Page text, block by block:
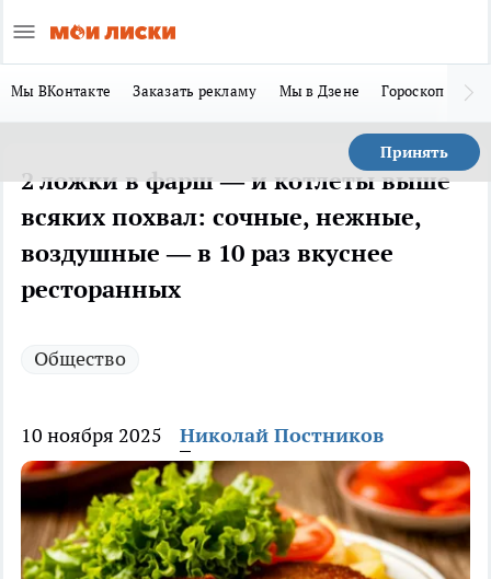
Мы ВКонтакте Заказать рекламу Мы в Дзене Гороскоп
Принять
2 ложки в фарш — и котлеты выше
всяких похвал: сочные, нежные,
воздушные — в 10 раз вкуснее
ресторанных
Общество
10 ноября 2025 Николай Постников